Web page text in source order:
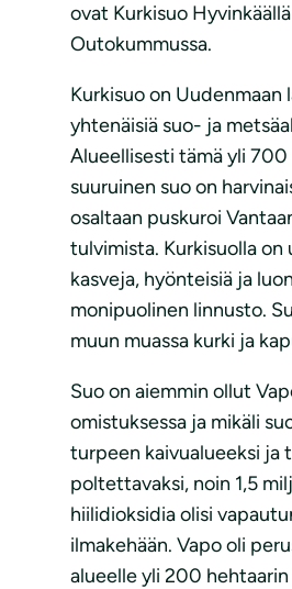
ovat Kurkisuo
Outokummussa.
Kurkisuo on Uudenmaan
yhtenäisiä suo- ja
Alueellisesti tämä yli 700
suuruinen suo on
osaltaan puskuroi
tulvimista. Kurkisuolla on
kasveja, hyönteisiä ja
monipuolinen linnusto.
muun muassa kurki ja
Suo on aiemmin ollut
omistuksessa ja mikäli
turpeen kaivualueeksi ja
poltettavaksi, noin 1,5
hiilidioksidia olisi
ilmakehään. Vapo oli
alueelle yli 200